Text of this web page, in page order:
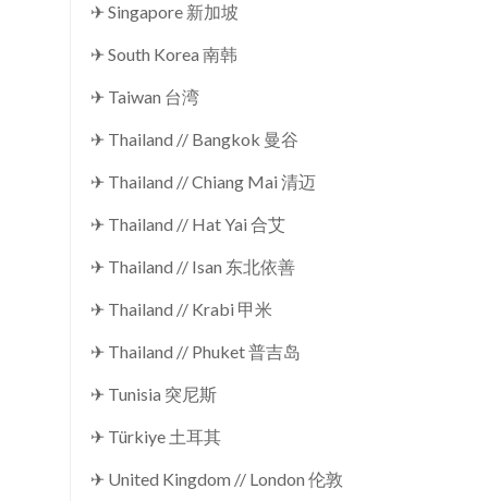
✈ Singapore 新加坡
✈ South Korea 南韩
✈ Taiwan 台湾
✈ Thailand // Bangkok 曼谷
✈ Thailand // Chiang Mai 清迈
✈ Thailand // Hat Yai 合艾
✈ Thailand // Isan 东北依善
✈ Thailand // Krabi 甲米
✈ Thailand // Phuket 普吉岛
✈ Tunisia 突尼斯
✈ Türkiye 土耳其
✈ United Kingdom // London 伦敦